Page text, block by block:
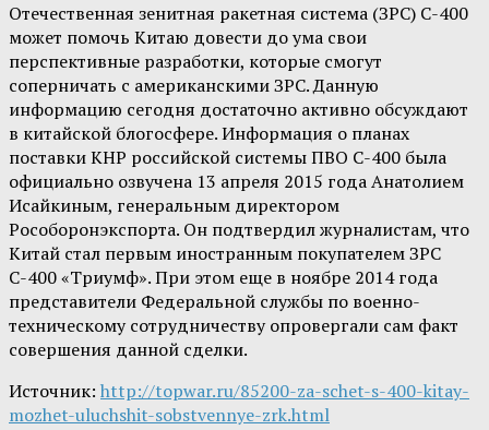
Отечественная зенитная ракетная система (ЗРС) С-400
может помочь Китаю довести до ума свои
перспективные разработки, которые смогут
соперничать с американскими ЗРС. Данную
информацию сегодня достаточно активно обсуждают
в китайской блогосфере. Информация о планах
поставки КНР российской системы ПВО С-400 была
официально озвучена 13 апреля 2015 года Анатолием
Исайкиным, генеральным директором
Рособоронэкспорта. Он подтвердил журналистам, что
Китай стал первым иностранным покупателем ЗРС
С-400 «Триумф». При этом еще в ноябре 2014 года
представители Федеральной службы по военно-
техническому сотрудничеству опровергали сам факт
совершения данной сделки.
Источник: http://topwar.ru/85200-za-schet-s-400-kitay-
mozhet-uluchshit-sobstvennye-zrk.html